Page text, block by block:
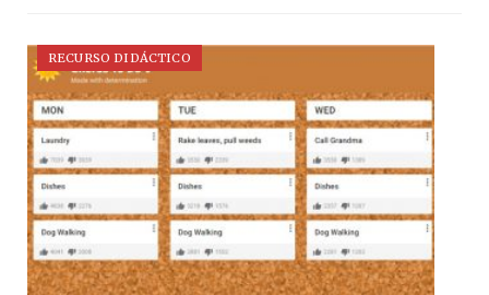
RECURSO DIDÁCTICO